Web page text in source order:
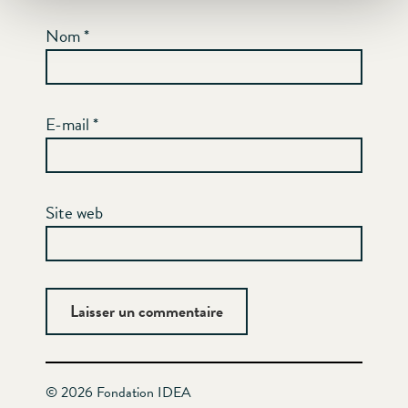
Nom*
E-mail*
Site web
© 2026 Fondation IDEA